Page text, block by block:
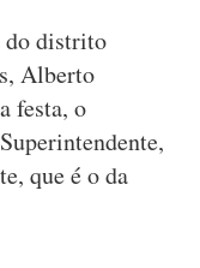
do distrito
Alberto
festa, o
que é o da